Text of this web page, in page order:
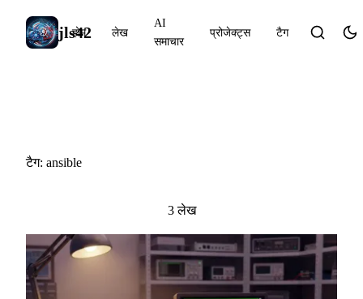
jls42
होम लेख
AI
समाचार
प्रोजेक्ट्स टैग
टैग: ansible
3 लेख